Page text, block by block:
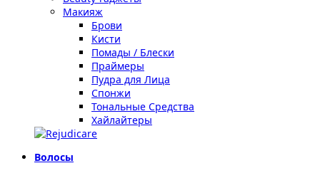
Макияж
Брови
Кисти
Помады / Блески
Праймеры
Пудра для Лица
Спонжи
Тональные Средства
Хайлайтеры
Волосы